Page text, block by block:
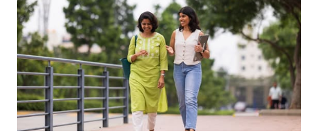
ー
を
操
作
し、
日
付
を
選